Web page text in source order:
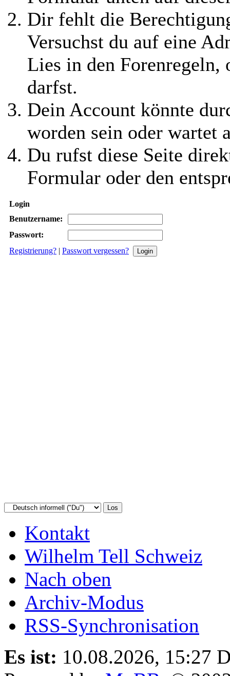
Dir fehlt die
Versuchst du auf eine
Lies in den Forenregeln,
darfst.
Dein Account könnte
worden sein oder wartet
Du rufst diese Seite
Formular oder den
Login
Benutzername:
Passwort:
Registrierung? | Passwort vergessen?
Kontakt
Wilhelm Tell Schweiz
Nach oben
Archiv-Modus
RSS-Synchronisation
Es ist: 10.08.2026, 15:27